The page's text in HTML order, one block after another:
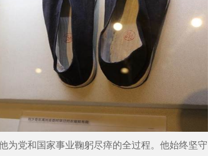
为党和国家事业鞠躬尽瘁的全过程。他始终坚守